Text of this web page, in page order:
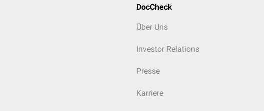
DocCheck
Über Uns
Investor Relations
Presse
Karriere